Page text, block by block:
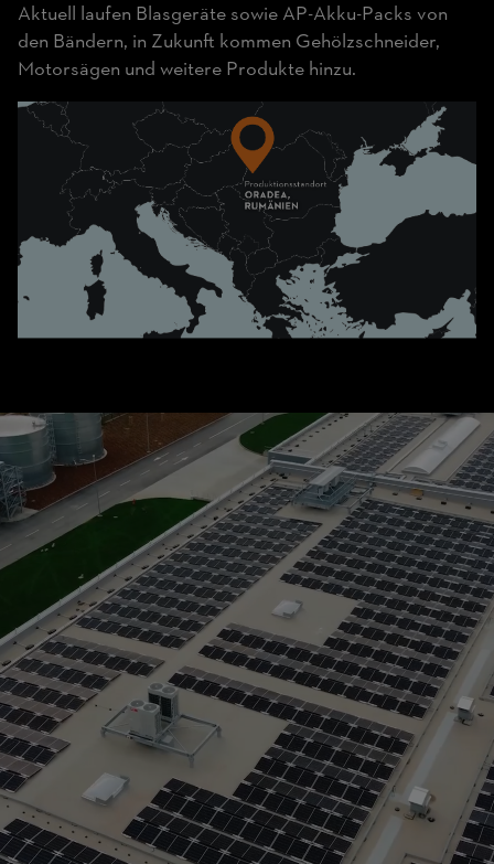
Aktuell laufen Blasgeräte sowie AP-Akku-Packs von
den Bändern, in Zukunft kommen Gehölzschneider,
Motorsägen und weitere Produkte hinzu.